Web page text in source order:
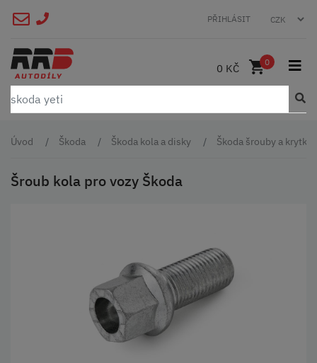
PŘIHLÁSIT
0 KČ 0
Úvod Škoda Škoda kola a disky Škoda šrouby a krytky
Šroub kola pro vozy Škoda